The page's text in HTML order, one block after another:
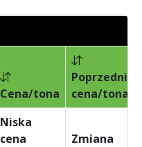
Cena/tona
Poprzednia
cena/tona
Niska
cena
Zmiana